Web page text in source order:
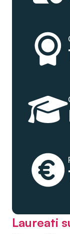
Laureati